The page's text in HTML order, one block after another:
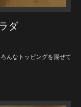
ダ
んなトッピングを混ぜて